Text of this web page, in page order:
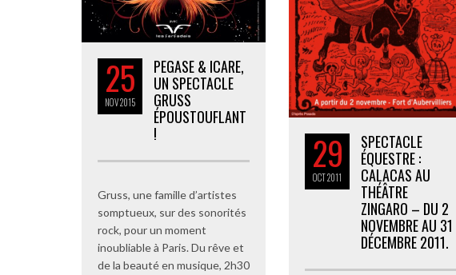
25
NOV2015
PEGASE & ICARE,
UN SPECTACLE
GRUSS
ÉPOUSTOUFLANT
!
Gruss, une famille d’artistes
somptueux, sur des sonorités
rock, pour un moment
inoubliable à Paris. Du rêve et
de la beauté en musique, 2h30
29
OCT2011
SPECTACLE
ÉQUESTRE :
CALACAS AU
THÉÂTRE
ZINGARO – DU 2
NOVEMBRE AU 31
DÉCEMBRE 2011.